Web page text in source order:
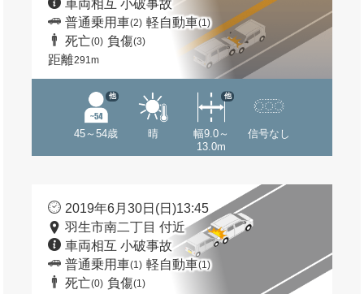
車両相互 小破事故
普通乗用車(2) 軽自動車(1)
死亡(0) 負傷(3)
距離291m
45～54歳
他
晴
幅9.0～
13.0m
他
信号なし
2019年6月30日(日)13:45
羽生市南二丁目 付近
車両相互 小破事故
普通乗用車(1) 軽自動車(1)
死亡(0) 負傷(1)